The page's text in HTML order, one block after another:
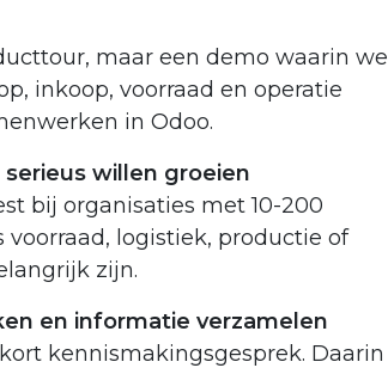
maar een demo waarin we
inkoop, voorraad en operatie
in Odoo.
willen groeien
bij organisaties met 10-200
voorraad, logistiek, productie of
zijn.
en informatie verzamelen
kennismakingsgesprek. Daarin